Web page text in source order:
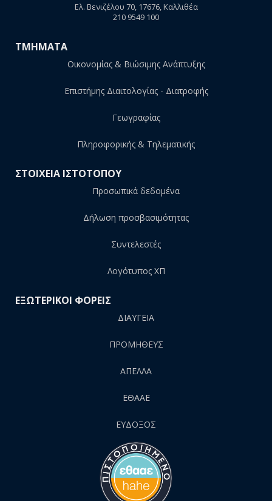
Ελ. Βενιζέλου 70, 17676, Καλλιθέα
210 9549 100
ΤΜΗΜΑΤΑ
Οικονομίας & Βιώσιμης Ανάπτυξης
Επιστήμης Διαιτολογίας - Διατροφής
Γεωγραφίας
Πληροφορικής & Τηλεματικής
ΣΤΟΙΧΕΙΑ ΙΣΤΟΤΟΠΟΥ
Προσωπικά δεδομένα
Δήλωση προσβασιμότητας
Συντελεστές
Λογότυπος ΧΠ
ΕΞΩΤΕΡΙΚΟΙ ΦΟΡΕΙΣ
ΔΙΑΥΓΕΙΑ
ΠΡΟΜΗΘΕΥΣ
AΠΕΛΛΑ
ΕΘΑΑΕ
ΕΥΔΟΞΟΣ